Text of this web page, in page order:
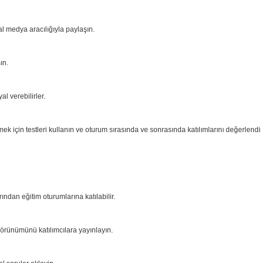
aracılığıyla paylaşın.
verebilirler.
için testleri kullanın ve oturum sırasında ve sonrasında katılımlarını
eğitim oturumlarına katılabilir.
katılımcılara yayınlayın.